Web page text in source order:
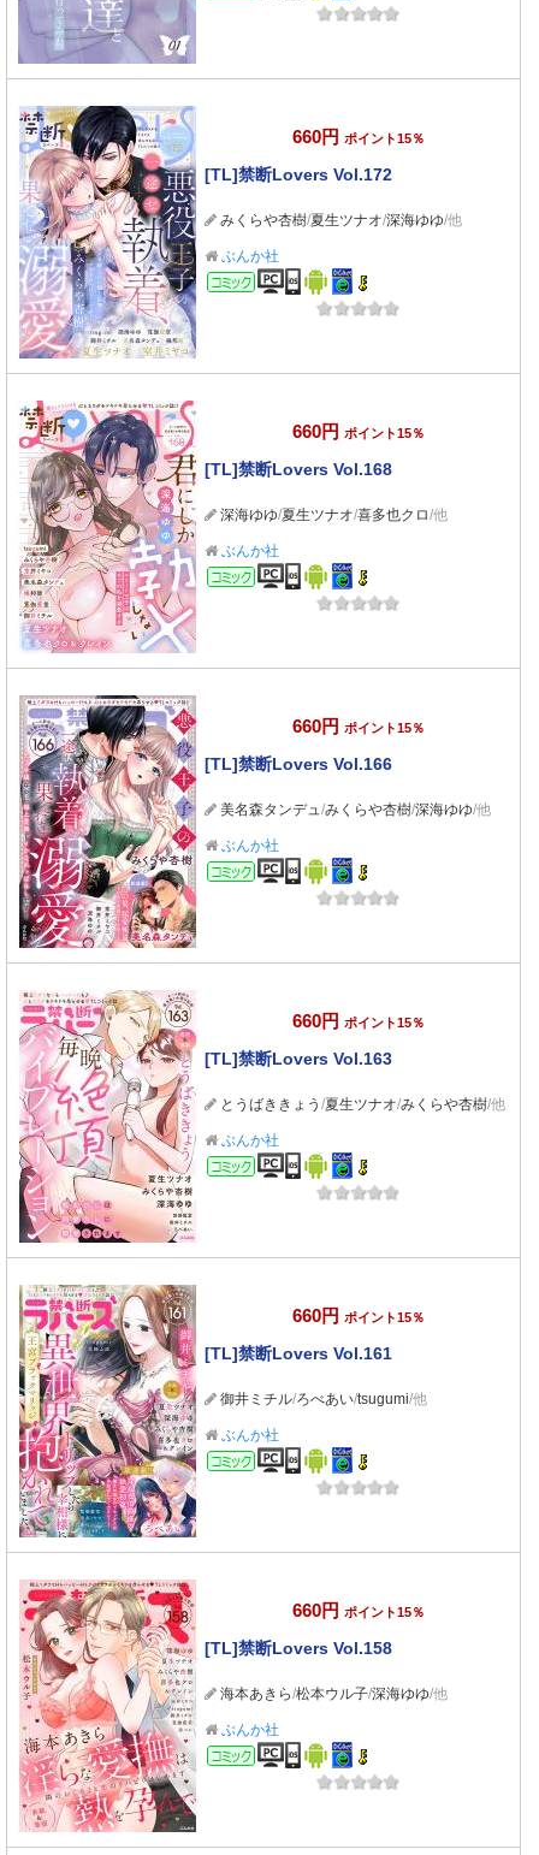
660円 ポイント15％
[TL]禁断Lovers Vol.172
みくらや杏樹/夏生ツナオ/深海ゆゆ/他
ぶんか社
コミック
660円 ポイント15％
[TL]禁断Lovers Vol.168
深海ゆゆ/夏生ツナオ/喜多也クロ/他
ぶんか社
コミック
660円 ポイント15％
[TL]禁断Lovers Vol.166
美名森タンデュ/みくらや杏樹/深海ゆゆ/他
ぶんか社
コミック
660円 ポイント15％
[TL]禁断Lovers Vol.163
とうばききょう /夏生ツナオ/みくらや杏樹/他
ぶんか社
コミック
660円 ポイント15％
[TL]禁断Lovers Vol.161
御井ミチル/ろべあい/tsugumi/他
ぶんか社
コミック
660円 ポイント15％
[TL]禁断Lovers Vol.158
海本あきら/松本ウル子/深海ゆゆ/他
ぶんか社
コミック